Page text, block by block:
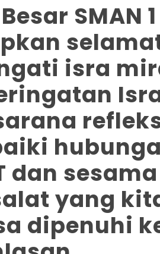
SMAN
isra
dan
yang
dipenuhi